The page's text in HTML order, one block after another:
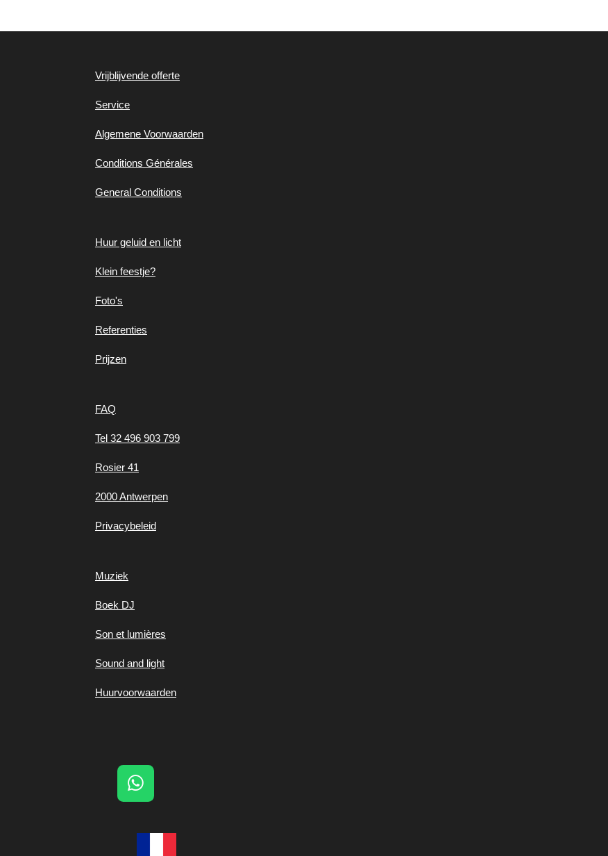
Vrijblijvende offerte
Service
Algemene Voorwaarden
Conditions Générales
General Conditions
Huur geluid en licht
Klein feestje?
Foto's
Referenties
Prijzen
FAQ
Tel 32 496 903 799
Rosier 41
2000 Antwerpen
Privacybeleid
Muziek
Boek DJ
Son et lumières
Sound and light
Huurvoorwaarden
W